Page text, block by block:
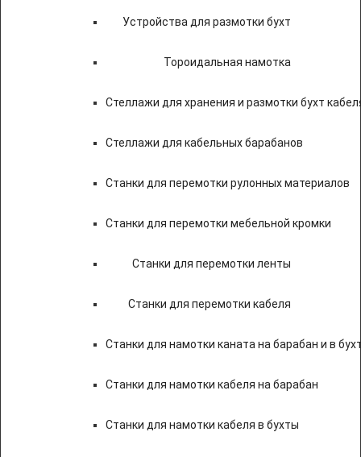
Устройства для размотки бухт
Тороидальная намотка
Стеллажи для хранения и размотки бухт
Стеллажи для кабельных барабанов
Станки для перемотки рулонных материалов
Станки для перемотки мебельной кромки
Станки для перемотки ленты
Станки для перемотки кабеля
Станки для намотки каната на барабан и в
Станки для намотки кабеля на барабан
Станки для намотки кабеля в бухты